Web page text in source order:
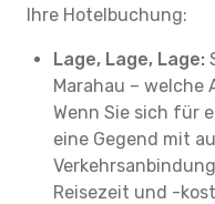
Ihre Hotelbuchung:
Lage, Lage, Lage:
Marahau – welche
Wenn Sie sich für
eine Gegend mit
Reisezeit und -